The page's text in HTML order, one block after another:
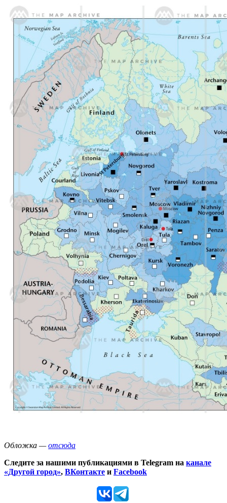
Обложка —отсюда
Следите за нашими публикациями в Telegram на канале
«Другой город», ВКонтакте и Facebook